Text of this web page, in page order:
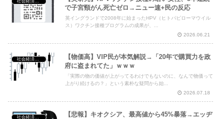
で子宮頸がん死亡ゼロ→ニュー速+民の反応
英イングランドで2008年に始まったHPV（ヒトパピローマウイル
ス）ワクチン接種プログラムの成果が、...
2026.06.21
【物価高】VIP民が本気解説→「20年で購買力を政
府に盗まれてた」ｗｗｗ
「実際の物の価値が上がってるわけでもないのに、なんで物価って
上がり続けるの？」という素朴な疑問から始...
2026.07.18
【悲報】キオクシア、最高値から45%暴落→エッヂ